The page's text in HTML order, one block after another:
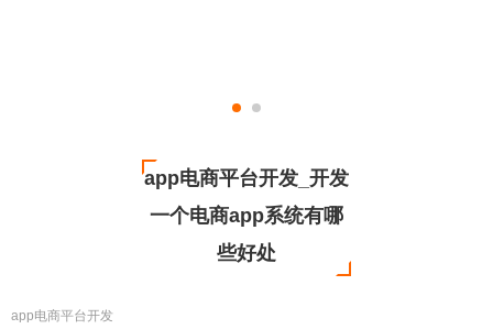
app电商平台开发_开发
一个电商app系统有哪
些好处
app电商平台开发